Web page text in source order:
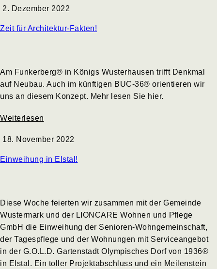
2. Dezember 2022
Zeit für Architektur-Fakten!
Am Funkerberg® in Königs Wusterhausen trifft Denkmal
auf Neubau. Auch im künftigen BUC-36® orientieren wir
uns an diesem Konzept. Mehr lesen Sie hier.
Weiterlesen
18. November 2022
Einweihung in Elstal!
Diese Woche feierten wir zusammen mit der Gemeinde
Wustermark und der LIONCARE Wohnen und Pflege
GmbH die Einweihung der Senioren-Wohngemeinschaft,
der Tagespflege und der Wohnungen mit Serviceangebot
in der G.O.L.D. Gartenstadt Olympisches Dorf von 1936®
in Elstal. Ein toller Projektabschluss und ein Meilenstein